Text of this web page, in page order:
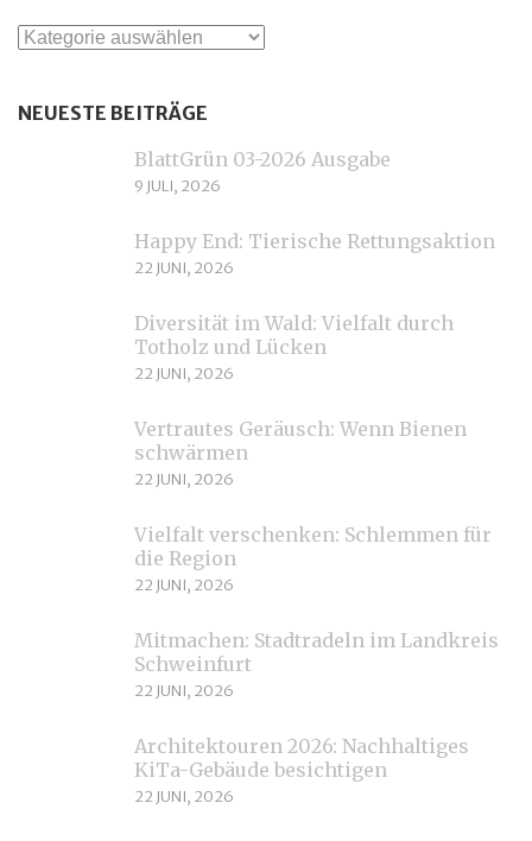
Kategorien
NEUESTE BEITRÄGE
BlattGrün 03-2026 Ausgabe
9 JULI, 2026
Happy End: Tierische Rettungsaktion
22 JUNI, 2026
Diversität im Wald: Vielfalt durch
Totholz und Lücken
22 JUNI, 2026
Vertrautes Geräusch: Wenn Bienen
schwärmen
22 JUNI, 2026
Vielfalt verschenken: Schlemmen für
die Region
22 JUNI, 2026
Mitmachen: Stadtradeln im Landkreis
Schweinfurt
22 JUNI, 2026
Architektouren 2026: Nachhaltiges
KiTa-Gebäude besichtigen
22 JUNI, 2026